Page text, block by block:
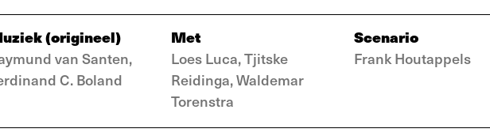
(origineel)
van Santen,
C. Boland
Met
Loes Luca, Tjitske
Reidinga, Waldemar
Torenstra
Scenario
Frank Houtappels